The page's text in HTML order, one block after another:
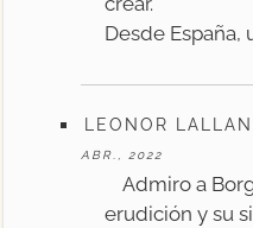
Desde España,
LEONOR
ABR., 2022
Admiro a
erudición y su